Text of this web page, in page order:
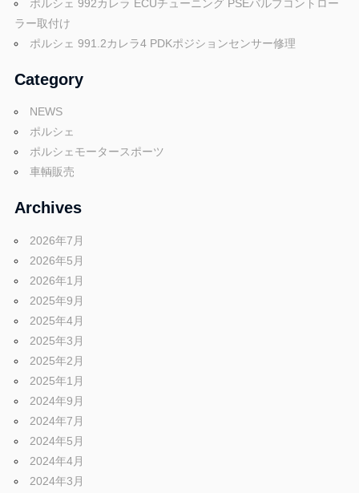
ンポルシェ 992カレラ ECUチューニング PSEバルブコントロー
ラー取付け
ポルシェ 991.2カレラ4 PDKポジションセンサー修理
Category
NEWS
ポルシェ
ポルシェモータースポーツ
車輌販売
Archives
2026年7月
2026年5月
2026年1月
2025年9月
2025年4月
2025年3月
2025年2月
2025年1月
2024年9月
2024年7月
2024年5月
2024年4月
2024年3月